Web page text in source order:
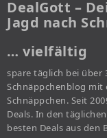
DealGott –
Jagd nach
… vielfältig
spare täglich bei über
Schnäppchenblog mit
Schnäppchen. Seit
Deals. In den
besten Deals aus den